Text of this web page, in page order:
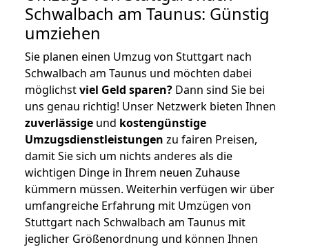
Schwalbach am Taunus: Günstig
umziehen
Sie planen einen Umzug von Stuttgart nach
Schwalbach am Taunus und möchten dabei
möglichstviel Geld sparen? Dann sind Sie bei
uns genau richtig! Unser Netzwerk bieten Ihnen
zuverlässige und kostengünstige
Umzugsdienstleistungen zu fairen Preisen,
damit Sie sich um nichts anderes als die
wichtigen Dinge in Ihrem neuen Zuhause
kümmern müssen. Weiterhin verfügen wir über
umfangreiche Erfahrung mit Umzügen von
Stuttgart nach Schwalbach am Taunus mit
jeglicher Größenordnung und können Ihnen